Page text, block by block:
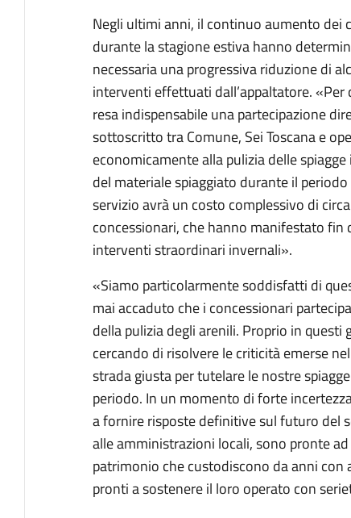
Negli ultimi anni, il continuo aumento dei
durante la stagione estiva hanno
necessaria una progressiva riduzione di
interventi effettuati dall’appaltatore. «Per
resa indispensabile una partecipazione
sottoscritto tra Comune, Sei Toscana e
economicamente alla pulizia delle
del materiale spiaggiato durante il
servizio avrà un costo complessivo di
concessionari, che hanno manifestato fin
interventi straordinari invernali».
«Siamo particolarmente soddisfatti di
mai accaduto che i concessionari
della pulizia degli arenili. Proprio in
cercando di risolvere le criticità emerse
strada giusta per tutelare le nostre
periodo. In un momento di forte
a fornire risposte definitive sul futuro del
alle amministrazioni locali, sono pronte
patrimonio che custodiscono da anni
pronti a sostenere il loro operato con